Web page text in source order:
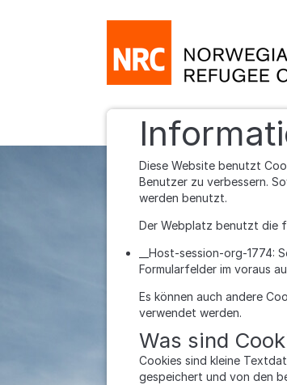
Diese Website benutzt
Benutzer zu verbessern.
werden benutzt.
Der Webplatz benutzt die
__Host-session-org-
Formularfelder im voraus
Es können auch andere
verwendet werden.
Was sind
Cookies sind kleine
gespeichert und von den